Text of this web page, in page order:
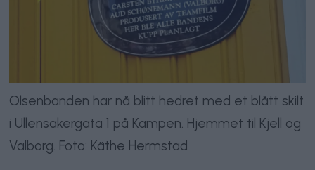
Olsenbanden har nå blitt hedret med et blått skilt
i Ullensakergata 1 på Kampen. Hjemmet til Kjell og
Valborg. Foto: Käthe Hermstad